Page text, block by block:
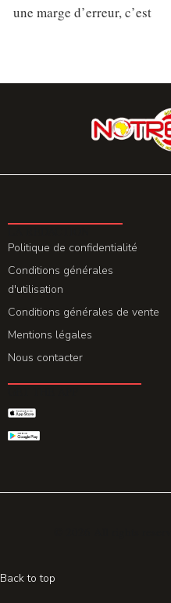
une marge d’erreur, c’est
Politique de confidentialité
Conditions générales
d'utilisation
Conditions générales de vente
Mentions légales
Nous contacter
Back to top